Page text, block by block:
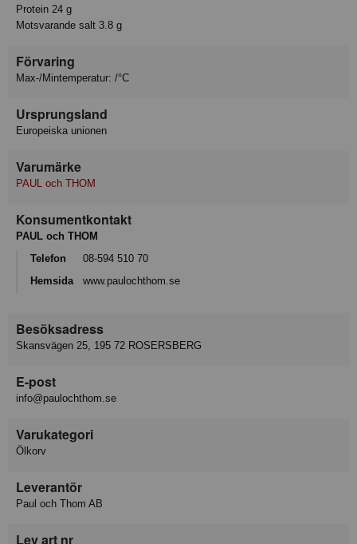
Protein 24 g
Motsvarande salt 3.8 g
Förvaring
Max-/Mintemperatur: /°C
Ursprungsland
Europeiska unionen
Varumärke
PAUL och THOM
Konsumentkontakt
PAUL och THOM
Telefon
08-594 510 70
Hemsida
www.paulochthom.se
Besöksadress
Skansvägen 25, 195 72 ROSERSBERG
E-post
info@paulochthom.se
Varukategori
Ölkorv
Leverantör
Paul och Thom AB
Lev art nr